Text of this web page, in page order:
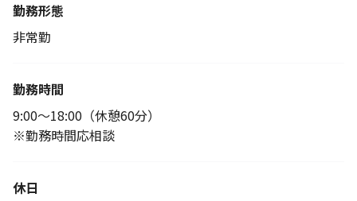
勤務形態
非常勤
勤務時間
9:00～18:00（休憩60分）
※勤務時間応相談
休日